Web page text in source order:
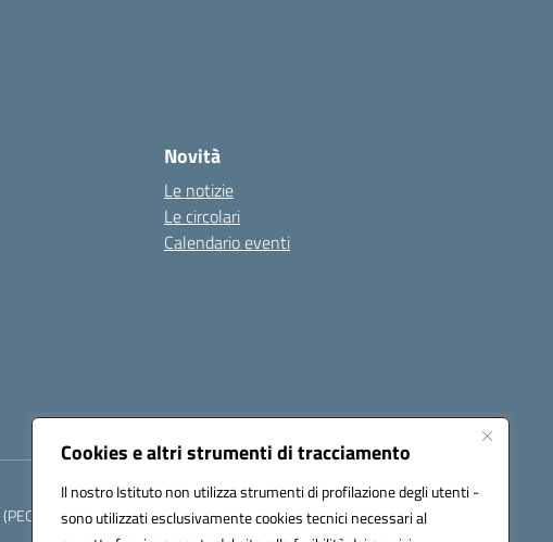
Cookies e altri strumenti di tracciamento
Il nostro Istituto non utilizza strumenti di profilazione degli utenti -
sono utilizzati esclusivamente cookies tecnici necessari al
Novità
Le notizie
Le circolari
Calendario eventi
anic82000a@pec.istruzione.it